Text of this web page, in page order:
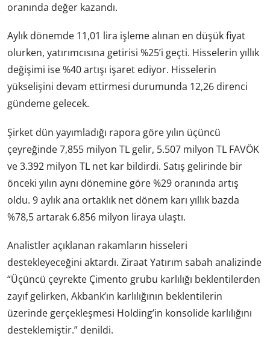
oranında değer kazandı.
Aylık dönemde 11,01 lira işleme alınan en düşük fiyat
olurken, yatırımcısına getirisi %25’i geçti. Hisselerin yıllık
değişimi ise %40 artışı işaret ediyor. Hisselerin
yükselişini devam ettirmesi durumunda 12,26 direnci
gündeme gelecek.
Şirket dün yayımladığı rapora göre yılın üçüncü
çeyreğinde 7,855 milyon TL gelir, 5.507 milyon TL FAVÖK
ve 3.392 milyon TL net kar bildirdi. Satış gelirinde bir
önceki yılın aynı dönemine göre %29 oranında artış
oldu. 9 aylık ana ortaklık net dönem karı yıllık bazda
%78,5 artarak 6.856 milyon liraya ulaştı.
Analistler açıklanan rakamların hisseleri
destekleyeceğini aktardı. Ziraat Yatırım sabah analizinde
“Üçüncü çeyrekte Çimento grubu karlılığı beklentilerden
zayıf gelirken, Akbank’ın karlılığının beklentilerin
üzerinde gerçekleşmesi Holding’in konsolide karlılığını
desteklemiştir.” denildi.